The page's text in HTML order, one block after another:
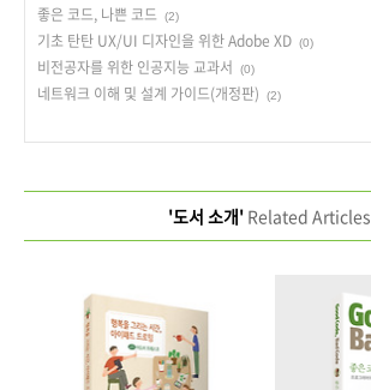
좋은 코드, 나쁜 코드 (2)
기초 탄탄 UX/UI 디자인을 위한 Adobe XD (0)
비전공자를 위한 인공지능 교과서 (0)
네트워크 이해 및 설계 가이드(개정판) (2)
'도서 소개'Related Articles